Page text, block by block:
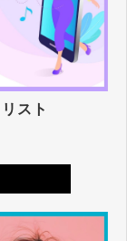
スト